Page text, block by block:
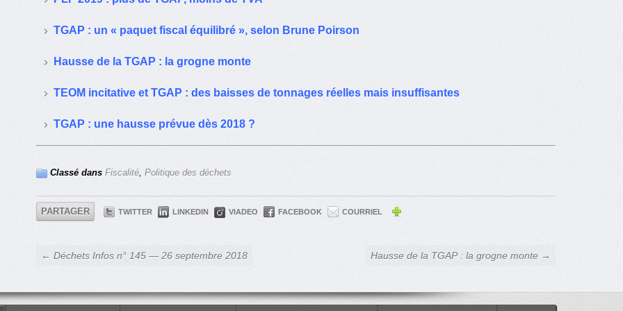
TGAP : un « paquet fiscal équilibré », selon Brune Poirson
Hausse de la TGAP : la grogne monte
TEOM incitative et TGAP : des baisses de tonnages réelles mais insuffisantes
TGAP : une hausse prévue dès 2018 ?
Classé dans Fiscalité, Politique des déchets
PARTAGER TWITTER LINKEDIN VIADEO FACEBOOK COURRIEL
← Déchets Infos n° 145 — 26 septembre 2018 Hausse de la TGAP : la grogne monte →